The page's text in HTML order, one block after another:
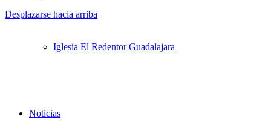
Iglesia El Redentor Guadalajara
Noticias
Desplazarse hacia arriba